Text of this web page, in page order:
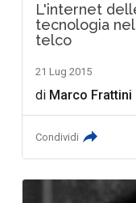
L'internet
tecnologia
telco
21 Lug 2015
di Marco Frattini
Condividi